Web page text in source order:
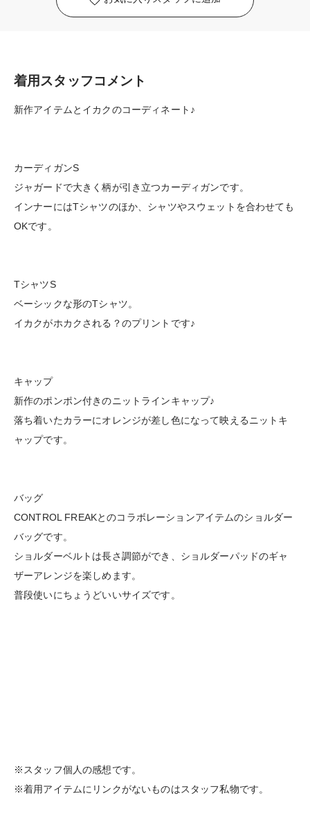
着用スタッフコメント
新作アイテムとイカクのコーディネート♪
カーディガンS
ジャガードで大きく柄が引き立つカーディガンです。
インナーにはTシャツのほか、シャツやスウェットを合わせても
OKです。
TシャツS
ベーシックな形のTシャツ。
イカクがホカクされる？のプリントです♪
キャップ
新作のポンポン付きのニットラインキャップ♪
落ち着いたカラーにオレンジが差し色になって映えるニットキ
ャップです。
バッグ
CONTROL FREAKとのコラボレーションアイテムのショルダー
バッグです。
ショルダーベルトは長さ調節ができ、ショルダーパッドのギャ
ザーアレンジを楽しめます。
普段使いにちょうどいいサイズです。
※スタッフ個人の感想です。
※着用アイテムにリンクがないものはスタッフ私物です。